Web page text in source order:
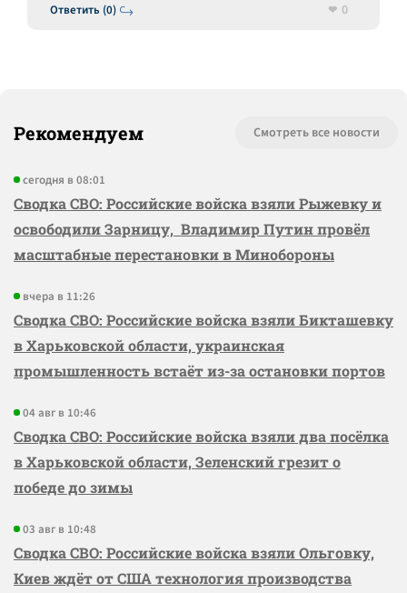
Ответить (0)
0
Рекомендуем Смотреть все новости
сегодня в 08:01
Сводка СВО: Российские войска взяли Рыжевку и
освободили Зарницу, Владимир Путин провёл
масштабные перестановки в Минобороны
вчера в 11:26
Сводка СВО: Российские войска взяли Бикташевку
в Харьковской области, украинская
промышленность встаёт из-за остановки портов
04 авг в 10:46
Сводка СВО: Российские войска взяли два посёлка
в Харьковской области, Зеленский грезит о
победе до зимы
03 авг в 10:48
Сводка СВО: Российские войска взяли Ольговку,
Киев ждёт от США технология производства